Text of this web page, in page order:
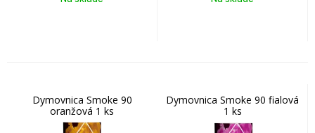
Dymovnica Smoke 90
oranžová 1 ks
Dymovnica Smoke 90 fialová
1 ks